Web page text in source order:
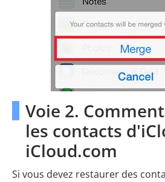
Voie 2.
les contacts
iCloud.com
Si vous devez restaurer des